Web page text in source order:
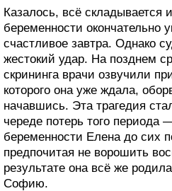
Казалось, всё складывается
беременности окончательно
счастливое завтра. Однако
жестокий удар. На позднем
скрининга врачи озвучили
которого она уже ждала,
начавшись. Эта трагедия
череде потерь того периода
беременности Елена до сих
предпочитая не ворошить
результате она всё же
Софию.